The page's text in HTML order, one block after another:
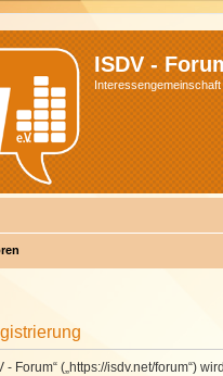
ISDV -
- Forum“ („https://isdv.net/forum“)